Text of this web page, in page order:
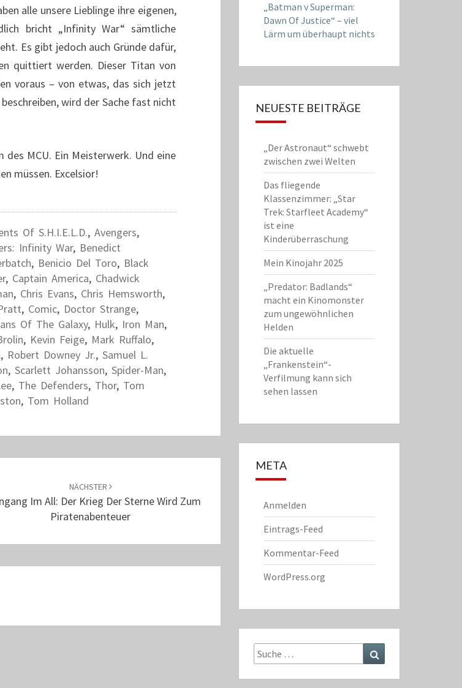
alle unsere Lieblinge ihre eigenen,
bricht „Infinity War“ sämtliche
Es gibt jedoch auch Gründe dafür,
quittiert werden. Dieser Titan von
voraus – von etwas, das sich jetzt
wird der Sache fast nicht
MCU. Ein Meisterwerk. Und eine
müssen. Excelsior!
Of S.H.I.E.L.D., Avengers,
Infinity War, Benedict
, Benicio Del Toro, Black
, Captain America, Chadwick
, Chris Evans, Chris Hemsworth,
, Comic, Doctor Strange,
Of The Galaxy, Hulk, Iron Man,
, Kevin Feige, Mark Ruffalo,
, Robert Downey Jr., Samuel L.
, Scarlett Johansson, Spider-Man,
, The Defenders, Thor, Tom
, Tom Holland
NÄCHSTER
Im All: Der Krieg Der Sterne Wird Zum
Piratenabenteuer
„Batman v Superman:
Dawn Of Justice“ – viel
Lärm um überhaupt nichts
NEUESTE BEITRÄGE
„Der Astronaut“ schwebt
zwischen zwei Welten
Das fliegende
Klassenzimmer: „Star
Trek: Starfleet Academy“
ist eine
Kinderüberraschung
Mein Kinojahr 2025
„Predator: Badlands“
macht ein Kinomonster
zum ungewöhnlichen
Helden
Die aktuelle
„Frankenstein“-
Verfilmung kann sich
sehen lassen
META
Anmelden
Eintrags-Feed
Kommentar-Feed
WordPress.org
Suche
nach: